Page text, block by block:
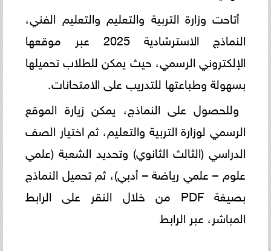
أتاحت وزارة التربية والتعليم والتعليم الفني،
النماذج الاسترشادية 2025 عبر موقعها
الإلكتروني الرسمي، حيث يمكن للطلاب تحميلها
بسهولة وطباعتها للتدريب على الامتحانات.
وللحصول على النماذج، يمكن زيارة الموقع
الرسمي لوزارة التربية والتعليم، ثم اختيار الصف
الدراسي (الثالث الثانوي) وتحديد الشعبة (علمي
علوم – علمي رياضة – أدبي)، ثم تحميل النماذج
بصيغة PDF من خلال النقر على الرابط
المباشر، عبر الرابط